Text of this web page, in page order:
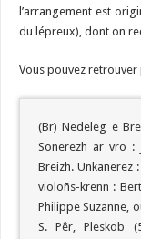
l’arrangement est
du lépreux), dont on
Vous pouvez retrouver
(Br) Nedeleg e
Sonerezh ar vro :
Breizh. Unkanerez
violoñs-krenn :
Philippe Suzanne,
S. Pêr, Pleskob